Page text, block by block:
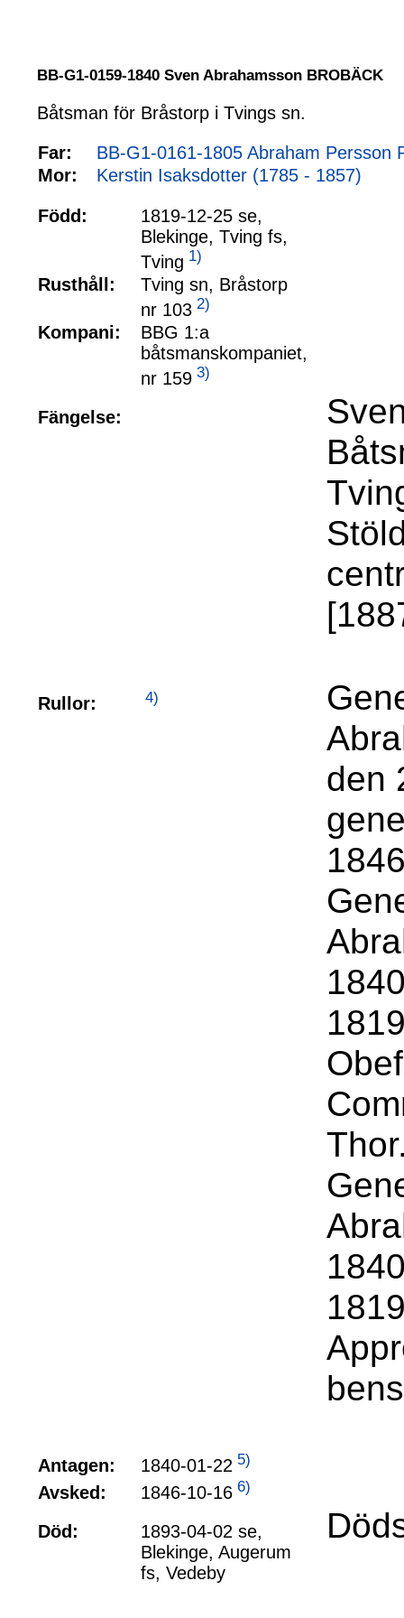
BB-G1-0159-1840 Sven Abrahamsson BROBÄCK
Båtsman för Bråstorp i Tvings sn.
Far:
BB-G1-0161-1805 Abraham Persson
Mor:
Kerstin Isaksdotter (1785 - 1857)
Född:
1819-12-25 se,
Blekinge, Tving fs,
Tving 1)
Rusthåll:
Tving sn, Bråstorp
nr 103 2)
Kompani:
BBG 1:a
båtsmanskompaniet,
nr 159 3)
Fängelse:
Rullor: 4)
den
Antagen: 1840-01-22 5)
Avsked: 1846-10-16 6)
Död:
1893-04-02 se,
Blekinge, Augerum
fs, Vedeby